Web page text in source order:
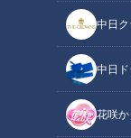
中日
中日
花咲